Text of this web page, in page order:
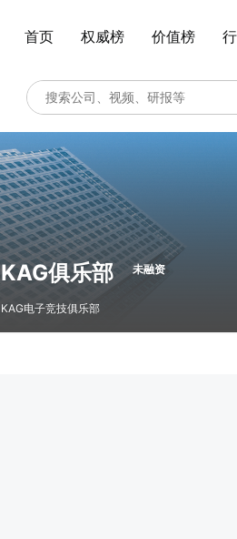
首页 权威榜 价值榜
KAG俱乐部 未融资
KAG电子竞技俱乐部